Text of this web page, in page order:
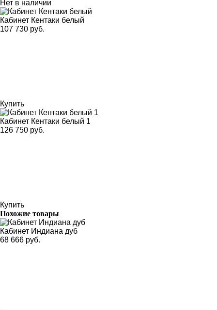
Нет в наличии
Кабинет Кентаки белый
107 730 руб.
Купить
Кабинет Кентаки белый 1
126 750 руб.
Купить
Похожие товары
Кабинет Индиана дуб
68 666 руб.